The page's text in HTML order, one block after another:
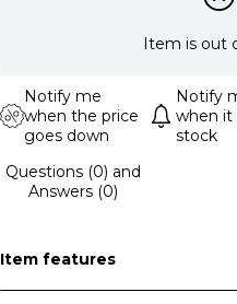
Item is out
Notify me
when the price
goes down
Notify
when it
stock
Questions (0) and
Answers (0)
Item features